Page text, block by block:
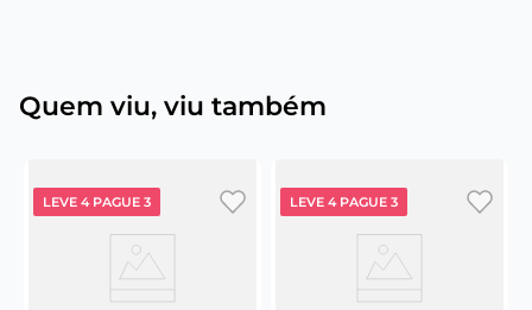
Quem viu, viu também
LEVE 4 PAGUE 3 LEVE 4 PAGUE 3